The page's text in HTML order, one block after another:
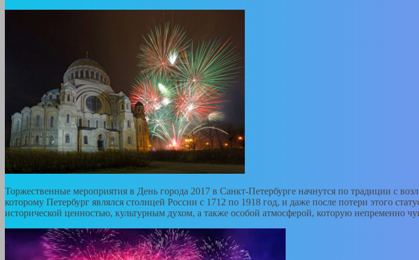
Торжественные мероприятия в День города 2017 в Санкт-Петербурге начнутся по традиции с
которому Петербург являлся столицей России с 1712 по 1918 год, и даже после потери этого
исторической ценностью, культурным духом, а также особой атмосферой, которую непременно